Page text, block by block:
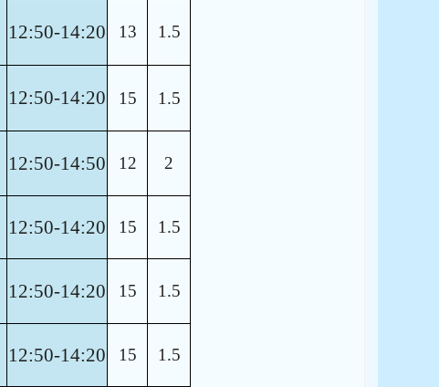
12:50-14:20 13 1.5
12:50-14:20 15 1.5
12:50-14:50 12 2
12:50-14:20 15 1.5
12:50-14:20 15 1.5
12:50-14:20 15 1.5